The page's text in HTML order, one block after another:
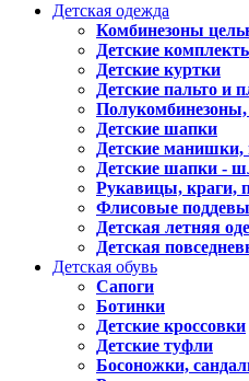
Детская одежда
Комбинезоны
Детские
Детские куртки
Детские пальто и
Детские шапки
Детские
Детские шапки -
Рукавицы, краги,
Флисовые
Детская летняя
Детская
Детская обувь
Сапоги
Ботинки
Детские кроссовки
Детские туфли
Босоножки,